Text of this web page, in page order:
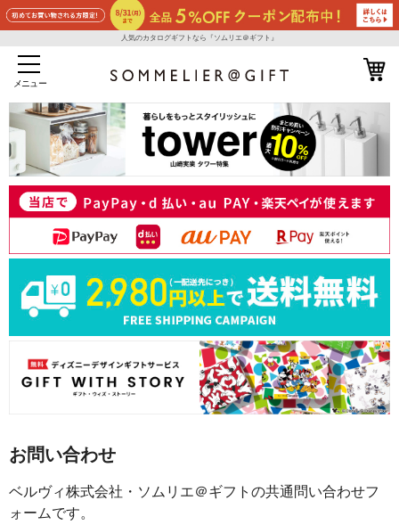
人気のカタログギフトなら『ソムリエ＠ギフト』
メニュー
お問い合わせ
ベルヴィ株式会社・ソムリエ＠ギフトの共通問い合わせフ
ォームです。